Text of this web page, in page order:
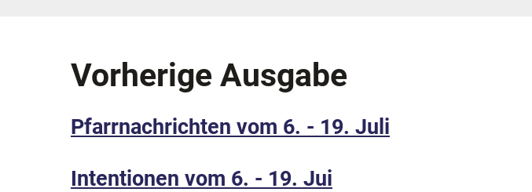
Vorherige Ausgabe
Pfarrnachrichten vom 6. - 19. Juli
Intentionen vom 6. - 19. Jui